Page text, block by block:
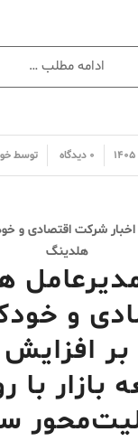
ادامه مطلب …
۰ دیدگاه توسط
اخبار شرکت اقتصادی و
هلدینگ
و
بر
بازار با